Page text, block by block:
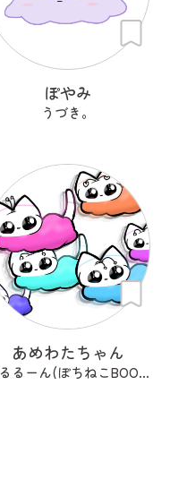
ぽやみ
うづき。
あめわたちゃん
はるるーん(ぽちねこBOOKS)